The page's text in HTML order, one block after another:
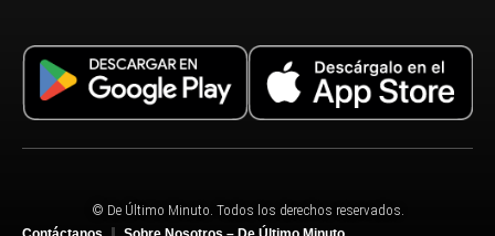
© De Último Minuto. Todos los derechos reservados.